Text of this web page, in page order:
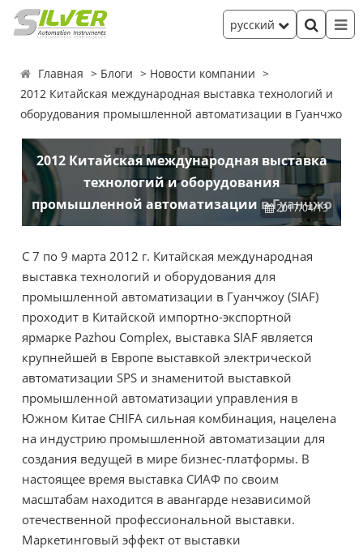
русский
Главная Блоги
Новости компании
2012 Китайская международная выставка технологий и
оборудования промышленной автоматизации в Гуанчжо
2012 Китайская международная выставка
технологий и оборудования
промышленной автоматизации в Гуанчжо
2017/04/13
С 7 по 9 марта 2012 г. Китайская международная
выставка технологий и оборудования для
промышленной автоматизации в Гуанчжоу (SIAF)
проходит в Китайской импортно-экспортной
ярмарке Pazhou Complex, выставка SIAF является
крупнейшей в Европе выставкой электрической
автоматизации SPS и знаменитой выставкой
промышленной автоматизации управления в
Южном Китае CHIFA сильная комбинация, нацелена
на индустрию промышленной автоматизации для
создания ведущей в мире бизнес-платформы. В
настоящее время выставка СИАФ по своим
масштабам находится в авангарде независимой
отечественной профессиональной выставки.
Маркетинговый эффект от выставки